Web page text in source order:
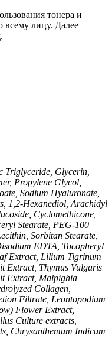
тонера и
всему лицу. Далее
Triglyceride, Glycerin,
Propylene Glycol,
Sodium Hyaluronate,
1,2-Hexanediol, Arachidyl
Cyclomethicone,
Stearate, PEG-100
Sorbitan Stearate,
EDTA, Tocopheryl
Extract, Lilium Tigrinum
Extract, Thymus Vulgaris
Extract, Malpighia
Collagen,
Filtrate, Leontopodium
Flower Extract,
Culture extracts,
Chrysanthemum Indicum